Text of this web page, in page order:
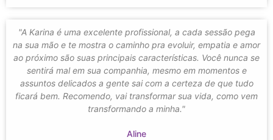
"A Karina é uma excelente profissional, a cada sessão pega
na sua mão e te mostra o caminho pra evoluir, empatia e amor
ao próximo são suas principais características. Você nunca se
sentirá mal em sua companhia, mesmo em momentos e
assuntos delicados a gente sai com a certeza de que tudo
ficará bem. Recomendo, vai transformar sua vida, como vem
transformando a minha."
Aline